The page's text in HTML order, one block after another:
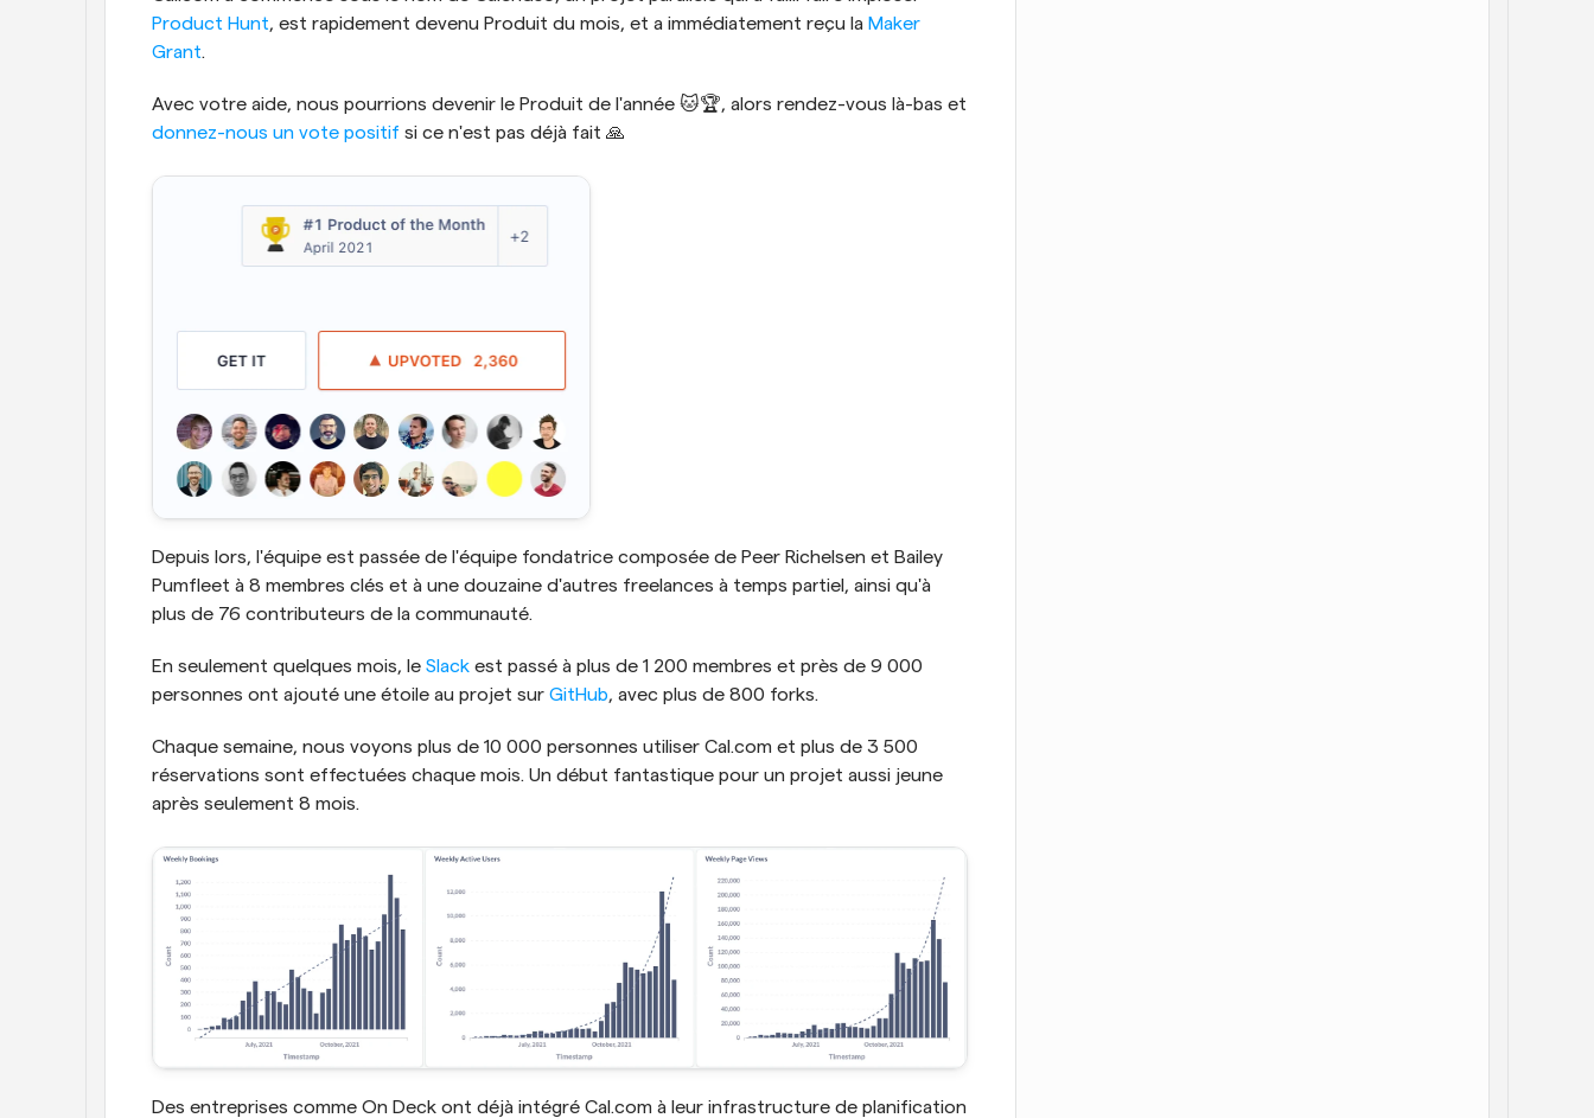
Product Hunt, est rapidement devenu Produit du mois, et a immédiatement reçu la Maker
Grant.
donnez-nous un vote positif si ce n'est pas déjà fait 🙏
Depuis lors, l'équipe est passée de l'équipe fondatrice composée de Peer Richelsen et Bailey
Pumfleet à 8 membres clés et à une douzaine d'autres freelances à temps partiel, ainsi qu'à
plus de 76 contributeurs de la communauté.
En seulement quelques mois, le Slack est passé à plus de 1 200 membres et près de 9 000
personnes ont ajouté une étoile au projet sur GitHub, avec plus de 800 forks.
Chaque semaine, nous voyons plus de 10 000 personnes utiliser Cal.com et plus de 3 500
réservations sont effectuées chaque mois. Un début fantastique pour un projet aussi jeune
après seulement 8 mois.
Des entreprises comme On Deck ont déjà intégré Cal.com à leur infrastructure de planification